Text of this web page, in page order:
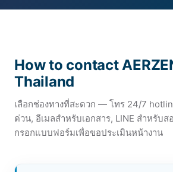
How to contact
Thailand
เลือกช่องทางที่สะดวก — โทร 24/7
ด่วน, อีเมลสำหรับเอกสาร, LINE สำหรับ
กรอกแบบฟอร์มเพื่อขอประเมินหน้างาน